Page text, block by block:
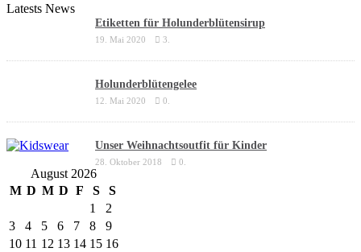
Latests News
Etiketten für Holunderblütensirup
19. Mai 2020 3.
Holunderblütengelee
12. Mai 2020 0.
Unser Weihnachtsoutfit für Kinder
28. Oktober 2018 0.
August 2026
M D M D F S
S
1
2
3
4 5 6 7 8
9
10 11 12 13 14 15 16